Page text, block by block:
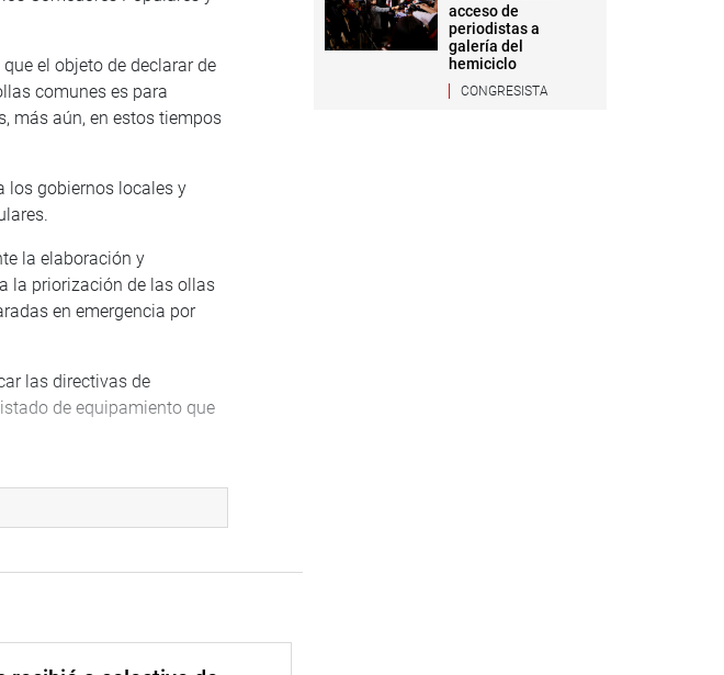
el objeto de declarar de
comunes es para
más aún, en estos tiempos
los gobiernos locales y
la elaboración y
la priorización de las ollas
en emergencia por
las directivas de
de equipamiento que
Social en coordinación
monto de la transferencia
acceso de
periodistas a
galería del
hemiciclo
CONGRESISTA